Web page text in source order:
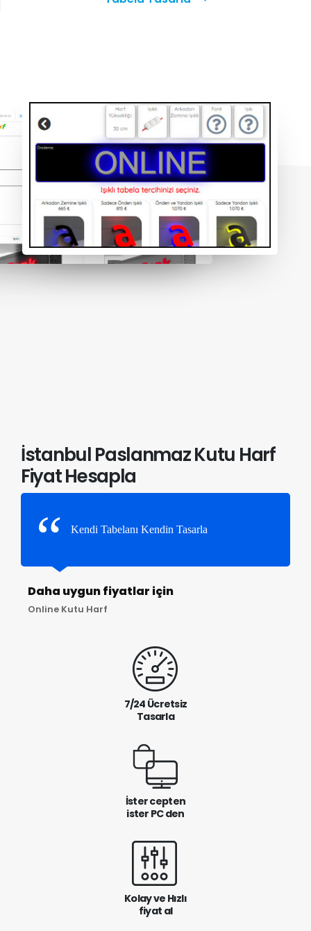
İstanbul Paslanmaz Kutu Harf
Fiyat Hesapla
Kendi Tabelanı Kendin Tasarla
Daha uygun fiyatlar için
Online Kutu Harf
7/24 Ücretsiz
Tasarla
İster cepten
ister PC den
Kolay ve Hızlı
fiyat al